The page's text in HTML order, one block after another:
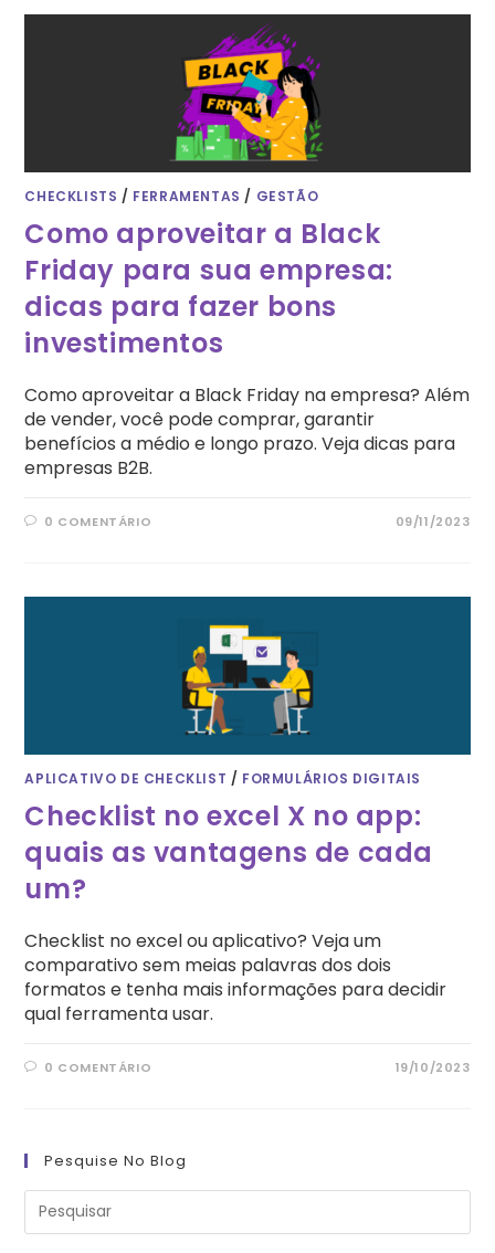
CHECKLISTS / FERRAMENTAS / GESTÃO
Como aproveitar a Black
Friday para sua empresa:
dicas para fazer bons
investimentos
Como aproveitar a Black Friday na empresa? Além
de vender, você pode comprar, garantir
benefícios a médio e longo prazo. Veja dicas para
empresas B2B.
0 COMENTÁRIO 09/11/2023
APLICATIVO DE CHECKLIST / FORMULÁRIOS DIGITAIS
Checklist no excel X no app:
quais as vantagens de cada
um?
Checklist no excel ou aplicativo? Veja um
comparativo sem meias palavras dos dois
formatos e tenha mais informações para decidir
qual ferramenta usar.
0 COMENTÁRIO 19/10/2023
Pesquise No Blog